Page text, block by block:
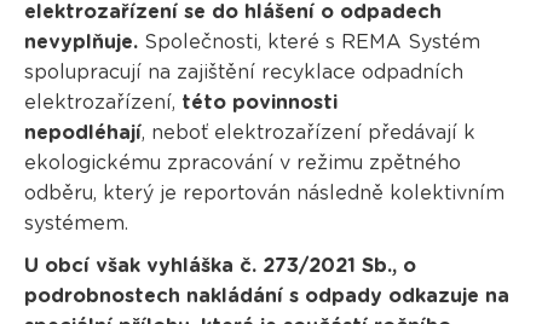
elektrozařízení se do hlášení o odpadech
nevyplňuje.Společnosti, které s REMA Systém
spolupracují na zajištění recyklace odpadních
elektrozařízení, této povinnosti
nepodléhají, neboť elektrozařízení předávají k
ekologickému zpracování v režimu zpětného
odběru, který je reportován následně kolektivním
systémem.
U obcí však vyhláška č. 273/2021 Sb., o
podrobnostech nakládání s odpady odkazuje na